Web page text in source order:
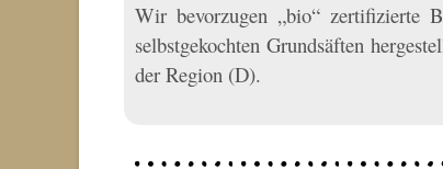
Wir bevorzugen „bio“ zertifizierte
selbstgekochten Grundsäften
der Region (D).